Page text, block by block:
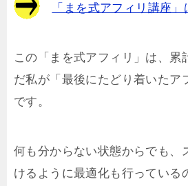
「まを式アフィリ講座」
この「まを式アフィリ」は、累
だ私が「最後にたどり着いたア
です。
何も分からない状態からでも、
けるように最適化も行っている